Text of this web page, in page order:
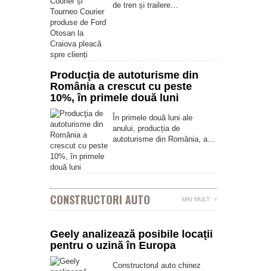
de tren și trailere…
Producţia de autoturisme din
România a crescut cu peste
10%, în primele două luni
În primele două luni ale
anului, producția de
autoturisme din România, a…
CONSTRUCTORI AUTO MAI MULT
Geely analizează posibile locaţii
pentru o uzină în Europa
Constructorul auto chinez